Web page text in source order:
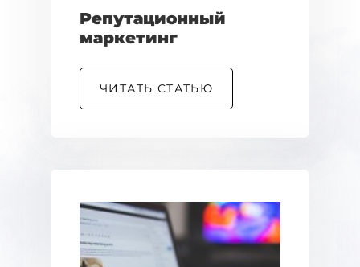
Репутационный
маркетинг
ЧИТАТЬ СТАТЬЮ